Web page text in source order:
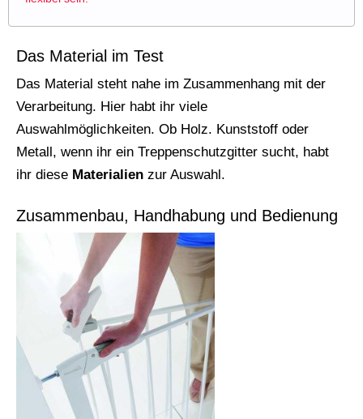
Das Material im Test
Das Material steht nahe im Zusammenhang mit der
Verarbeitung. Hier habt ihr viele
Auswahlmöglichkeiten. Ob Holz. Kunststoff oder
Metall, wenn ihr ein Treppenschutzgitter sucht, habt
ihr diese Materialien zur Auswahl.
Zusammenbau, Handhabung und Bedienung